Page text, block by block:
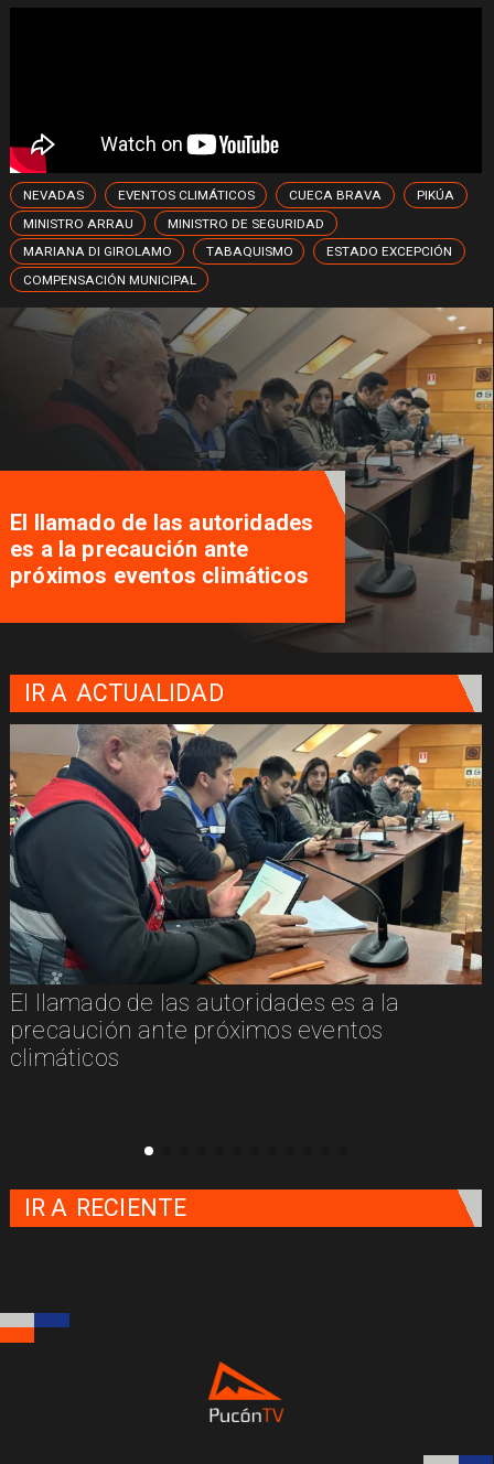
NEVADAS EVENTOS CLIMÁTICOS CUECA BRAVA
PIKÚA
MINISTRO ARRAU
MINISTRO DE SEGURIDAD
MARIANA DI GIROLAMO
TABAQUISMO
ESTADO EXCEPCIÓN
COMPENSACIÓN MUNICIPAL
El llamado de las autoridades
es a la precaución ante
próximos eventos climáticos
IR A ACTUALIDAD
El llamado de las autoridades es a la
precaución ante próximos eventos
climáticos
IR A RECIENTE